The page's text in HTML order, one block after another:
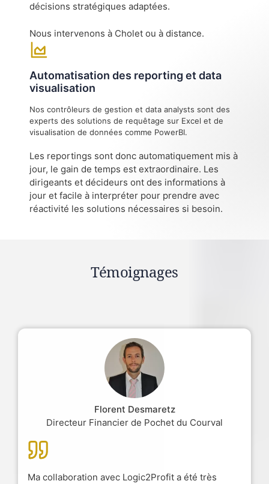
décisions stratégiques adaptées.
Nous intervenons à Cholet ou à distance.
Automatisation des reporting et data
visualisation
Nos contrôleurs de gestion et data analysts sont des
experts des solutions de requêtage sur Excel et de
visualisation de données comme PowerBI.
Les reportings sont donc automatiquement mis à
jour, le gain de temps est extraordinaire. Les
dirigeants et décideurs ont des informations à
jour et facile à interpréter pour prendre avec
réactivité les solutions nécessaires si besoin.
Témoignages
Florent Desmaretz
Directeur Financier de Pochet du Courval
Ma collaboration avec Logic2Profit a été très